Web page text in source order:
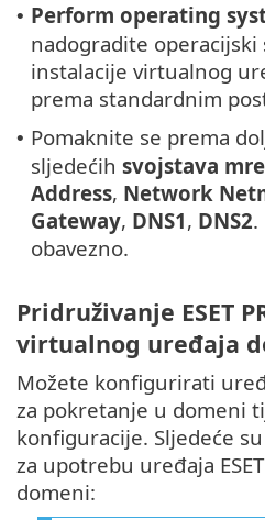
• Perform operating
nadogradite operacijski
instalacije virtualnog
prema standardnim
• Pomaknite se prema
sljedećih svojstava
Address, Network
Gateway, DNS1, DNS2.
obavezno.
Pridruživanje ESET
virtualnog uređaja
Možete konfigurirati
za pokretanje u domeni
konfiguracije. Sljedeće
za upotrebu uređaja ESET
domeni: